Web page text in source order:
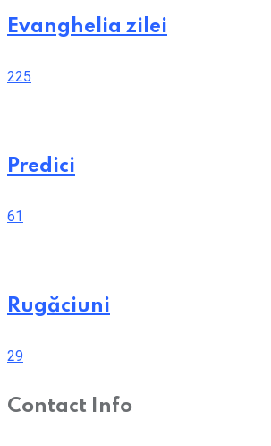
Evanghelia zilei
225
Predici
61
Rugăciuni
29
Contact Info